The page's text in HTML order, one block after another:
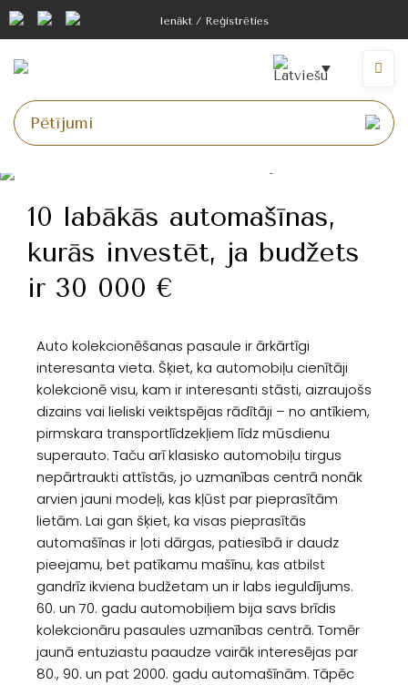
Ienākt / Reģistrēties
10 labākās automašīnas,
kurās investēt, ja budžets
ir 30 000 €
Auto kolekcionēšanas pasaule ir ārkārtīgi
interesanta vieta. Šķiet, ka automobiļu cienītāji
kolekcionē visu, kam ir interesanti stāsti, aizraujošs
dizains vai lieliski veiktspējas rādītāji – no antīkiem,
pirmskara transportlīdzekļiem līdz mūsdienu
superauto. Taču arī klasisko automobiļu tirgus
nepārtraukti attīstās, jo uzmanības centrā nonāk
arvien jauni modeļi, kas kļūst par pieprasītām
lietām. Lai gan šķiet, ka visas pieprasītās
automašīnas ir ļoti dārgas, patiesībā ir daudz
pieejamu, bet patīkamu mašīnu, kas atbilst
gandrīz ikviena budžetam un ir labs ieguldījums.
60. un 70. gadu automobiļiem bija savs brīdis
kolekcionāru pasaules uzmanības centrā. Tomēr
jaunā entuziastu paaudze vairāk interesējas par
80., 90. un pat 2000. gadu automašīnām. Tāpēc